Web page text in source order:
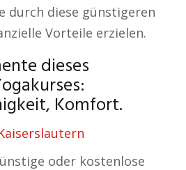
durch diese günstigeren
Vorteile erzielen.
dieses
Komfort.
oder kostenlose